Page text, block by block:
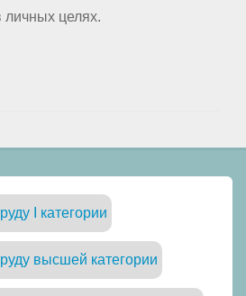
личных целях.
I категории
высшей категории